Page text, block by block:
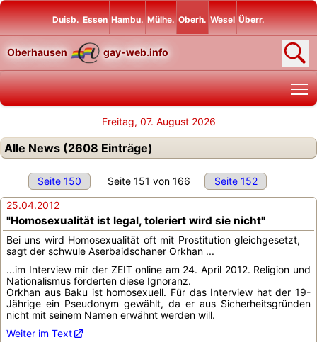
Duisb. Essen Hambu. Mülhe. Oberh. Wesel Überr.
Oberhausen gay-web.info
Freitag, 07. August 2026
Alle News (2608 Einträge)
Seite 150 Seite 151 von 166
Seite 152
25.04.2012
"Homosexualität ist legal, toleriert wird sie nicht"
Bei uns wird Homosexualität oft mit Prostitution gleichgesetzt,
sagt der schwule Aserbaidschaner Orkhan ...
...im Interview mir der ZEIT online am 24. April 2012. Religion und
Nationalismus förderten diese Ignoranz.
Orkhan aus Baku ist homosexuell. Für das Interview hat der 19-
Jährige ein Pseudonym gewählt, da er aus Sicherheitsgründen
nicht mit seinem Namen erwähnt werden will.
Weiter im Text